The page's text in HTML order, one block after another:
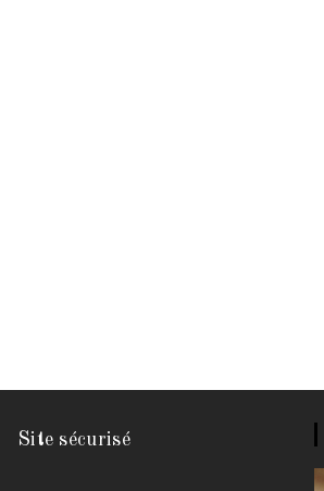
Site sécurisé